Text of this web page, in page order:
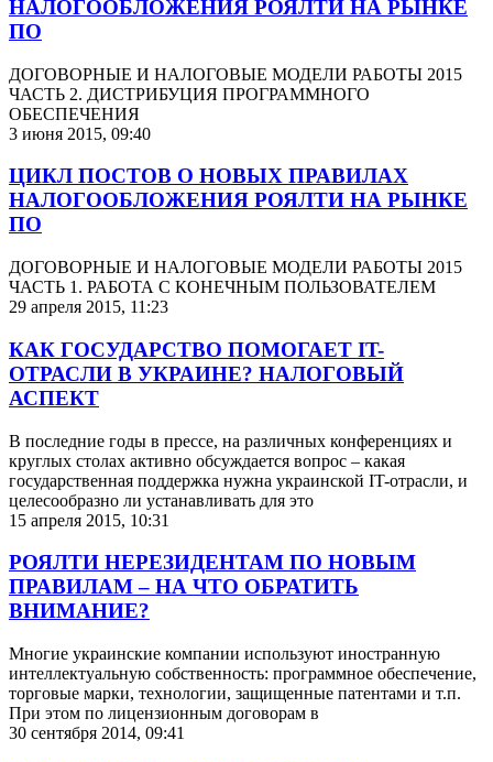
НАЛОГООБЛОЖЕНИЯ РОЯЛТИ НА РЫНКЕ
ПО
ДОГОВОРНЫЕ И НАЛОГОВЫЕ МОДЕЛИ РАБОТЫ 2015
ЧАСТЬ 2. ДИСТРИБУЦИЯ ПРОГРАММНОГО
ОБЕСПЕЧЕНИЯ
3 июня 2015, 09:40
ЦИКЛ ПОСТОВ О НОВЫХ ПРАВИЛАХ
НАЛОГООБЛОЖЕНИЯ РОЯЛТИ НА РЫНКЕ
ПО
ДОГОВОРНЫЕ И НАЛОГОВЫЕ МОДЕЛИ РАБОТЫ 2015
ЧАСТЬ 1. РАБОТА С КОНЕЧНЫМ ПОЛЬЗОВАТЕЛЕМ
29 апреля 2015, 11:23
КАК ГОСУДАРСТВО ПОМОГАЕТ IT-
ОТРАСЛИ В УКРАИНЕ? НАЛОГОВЫЙ
АСПЕКТ
В последние годы в прессе, на различных конференциях и
круглых столах активно обсуждается вопрос – какая
государственная поддержка нужна украинской IT-отрасли, и
целесообразно ли устанавливать для это
15 апреля 2015, 10:31
РОЯЛТИ НЕРЕЗИДЕНТАМ ПО НОВЫМ
ПРАВИЛАМ – НА ЧТО ОБРАТИТЬ
ВНИМАНИЕ?
Многие украинские компании используют иностранную
интеллектуальную собственность: программное обеспечение,
торговые марки, технологии, защищенные патентами и т.п.
При этом по лицензионным договорам в
30 сентября 2014, 09:41